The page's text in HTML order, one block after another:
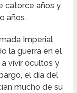
catorce años y
años.
Imperial
la guerra en el
vivir ocultos y
el día del
mucho de su